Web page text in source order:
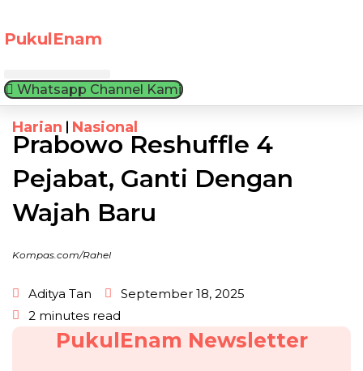
content
PukulEnam
Whatsapp Channel Kami
Harian Nasional
Prabowo Reshuffle 4
Pejabat, Ganti Dengan
Wajah Baru
Kompas.com/Rahel
Aditya Tan
September 18, 2025
2 minutes read
PukulEnam Newsletter